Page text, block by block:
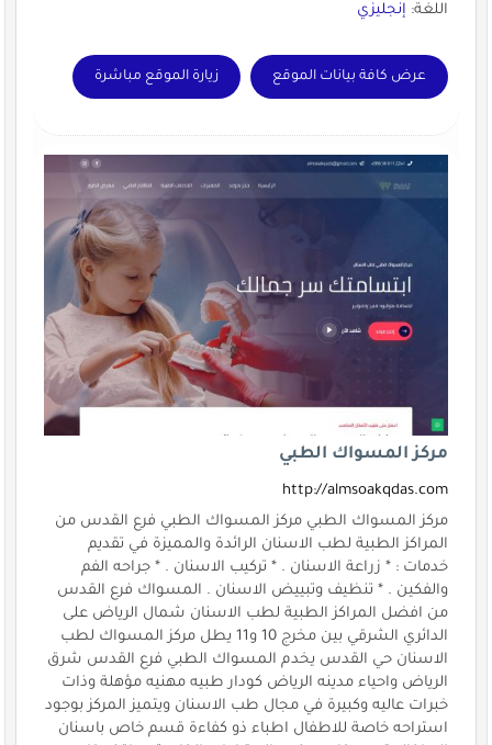
اللغة: إنجليزي
عرض كافة بيانات الموقع زيارة الموقع مباشرة
مركز المسواك الطبي
http://almsoakqdas.com
مركز المسواك الطبي مركز المسواك الطبي فرع القدس من
المراكز الطبية لطب الاسنان الرائدة والمميزة في تقديم
خدمات : * زراعة الاسنان . * تركيب الاسنان . * جراحه الفم
والفكين . * تنظيف وتبييض الاسنان . المسواك فرع القدس
من افضل المراكز الطبية لطب الاسنان شمال الرياض على
الدائري الشرقي بين مخرج 10 و11 يطل مركز المسواك لطب
الاسنان حي القدس يخدم المسواك الطبي فرع القدس شرق
الرياض واحياء مدينه الرياض كودار طبيه مهنيه مؤهلة وذات
خبرات عاليه وكبيرة في مجال طب الاسنان ويتميز المركز بوجود
استراحه خاصة للاطفال اطباء ذو كفاءة قسم خاص باسنان